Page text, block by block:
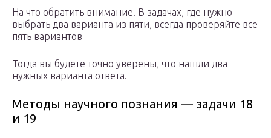
На что обратить внимание. В задачах, где нужно
выбрать два варианта из пяти, всегда проверяйте все
пять вариантов
Тогда вы будете точно уверены, что нашли два
нужных варианта ответа.
Методы научного познания — задачи 18
и 19